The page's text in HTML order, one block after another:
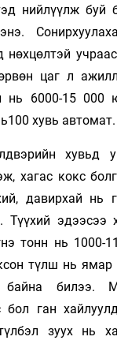
нийлүүлж буй
цаг л
нь 6000-15 000
хувь автомат.
хувьд
хагас кокс
давирхай нь
эдээсээ
тонн нь 1000-
түлш нь ямар
байна билээ.
бол ган
зуух нь